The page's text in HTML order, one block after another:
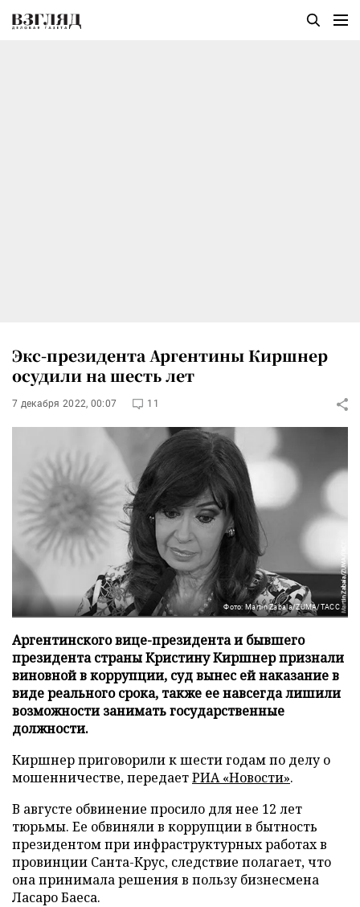
Экс-президента Аргентины Киршнер
осудили на шесть лет
7 декабря 2022, 00:07 11
Фото: Martin Zabala/ZUMA/ТАСС
Аргентинского вице-президента и бывшего
президента страны Кристину Киршнер признали
виновной в коррупции, суд вынес ей наказание в
виде реального срока, также ее навсегда лишили
возможности занимать государственные
должности.
Киршнер приговорили к шести годам по делу о
мошенничестве, передаетРИА «Новости».
В августе обвинение просило для нее 12 лет
тюрьмы. Ее обвиняли в коррупции в бытность
президентом при инфраструктурных работах в
провинции Санта-Крус, следствие полагает, что
она принимала решения в пользу бизнесмена
Ласаро Баеса.